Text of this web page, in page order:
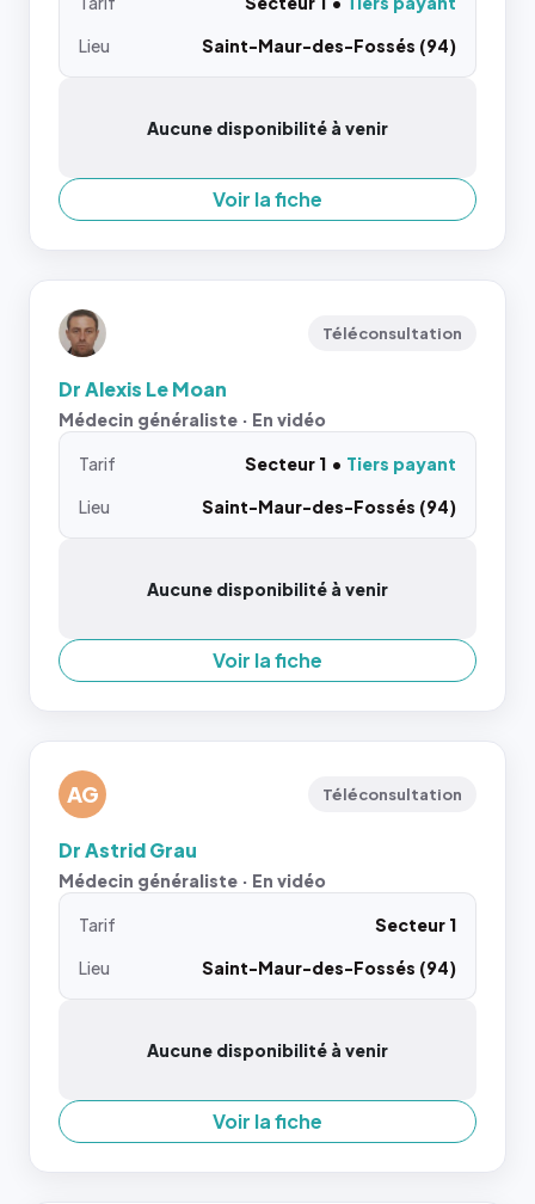
Lieu
Saint-Maur-des-Fossés (94)
Aucune disponibilité à venir
Voir la fiche
Téléconsultation
Dr Alexis Le Moan
Médecin généraliste · En vidéo
Tarif Secteur 1
Tiers payant
Lieu
Saint-Maur-des-Fossés (94)
Aucune disponibilité à venir
Voir la fiche
AG Téléconsultation
Dr Astrid Grau
Médecin généraliste · En vidéo
Tarif
Secteur 1
Lieu
Saint-Maur-des-Fossés (94)
Aucune disponibilité à venir
Voir la fiche